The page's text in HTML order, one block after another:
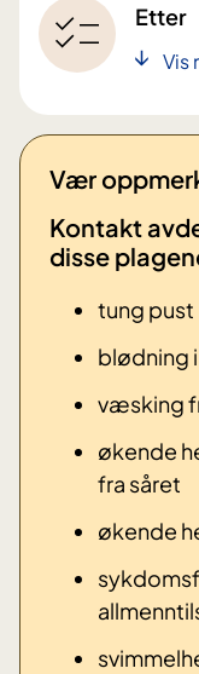
Etter
Vis
Vær
Kontakt
disse
tung pust
blødning
væsking
økende
fra såret
økende